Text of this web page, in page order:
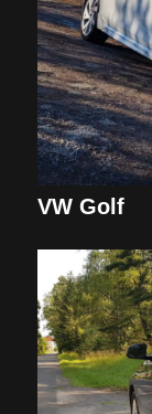
VW Golf